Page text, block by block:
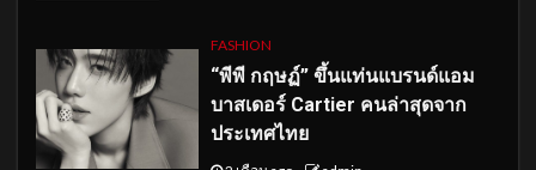
FASHION
“พีพี กฤษฏ์” ขึ้นแท่นแบรนด์แอม
บาสเดอร์ Cartier คนล่าสุดจาก
ประเทศไทย